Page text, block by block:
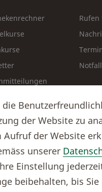
Rufen
der Website zu
der Website
unserer
Einstellung
beibehalten, bis